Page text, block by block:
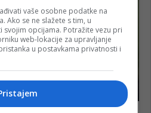
vaše osobne podatke na
Ako se ne slažete s tim, u
svojim opcijama. Potražite vezu pri
web-lokacije za upravljanje
u postavkama privatnosti i